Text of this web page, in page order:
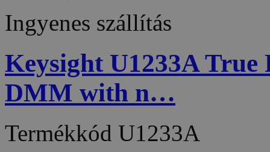
Ingyenes szállítás
Keysight U1233A True
DMM with n…
Termékkód U1233A